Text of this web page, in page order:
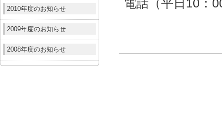
2010年度のお知らせ
2009年度のお知らせ
2008年度のお知らせ
電話（平日10：